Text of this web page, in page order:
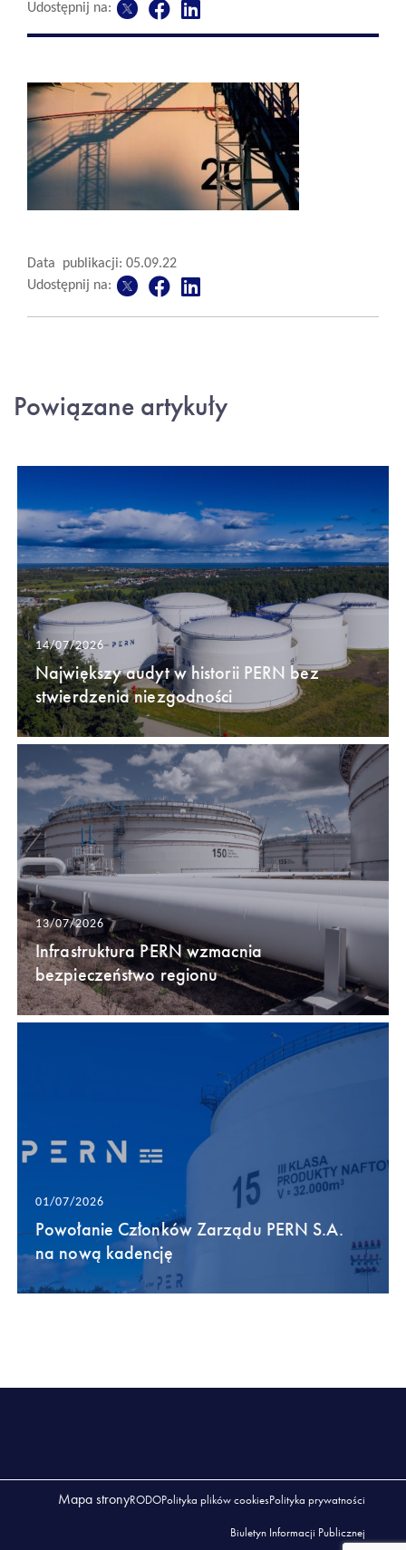
Udostępnij na:
Data publikacji: 05.09.22
Udostępnij na:
Powiązane artykuły
14/07/2026
Największy audyt w historii PERN bez
stwierdzenia niezgodności
13/07/2026
Infrastruktura PERN wzmacnia
bezpieczeństwo regionu
01/07/2026
Powołanie Członków Zarządu PERN S.A.
na nową kadencję
Mapa stronyRODOPolityka plików cookiesPolityka prywatności
Biuletyn Informacji Publicznej